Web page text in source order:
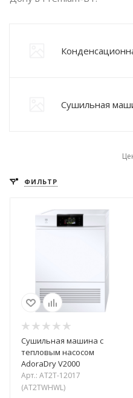
Сушильная
ФИЛЬТР
Сушильная машина с
тепловым насосом
AdoraDry V2000
Арт.: AT2T-12017
(AT2TWHWL)